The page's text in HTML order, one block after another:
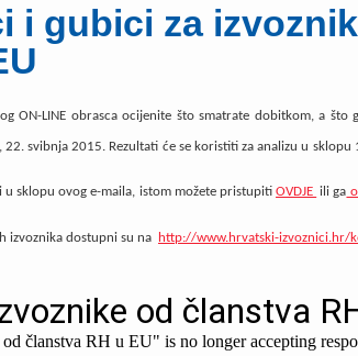
i gubici za
ON-LINE obrasca ocijenite što smatrate dobitkom, a što
svibnja 2015. Rezultati će se koristiti za analizu u sklopu
sklopu ovog e-maila, istom možete pristupitiOVDJE ili ga
izvoznika dostupni su na http://www.hrvatski-izvoznici.hr/